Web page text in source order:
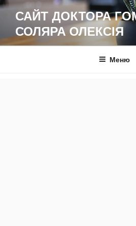
Перейти
вмісту
САЙТ ДОКТОРА
СОЛЯРА ОЛЕКСІЯ
Меню